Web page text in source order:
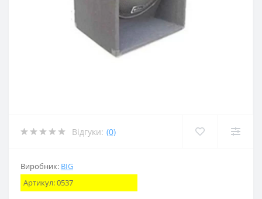
Відгуки: (0)
Виробник: BIG
Артикул:0537